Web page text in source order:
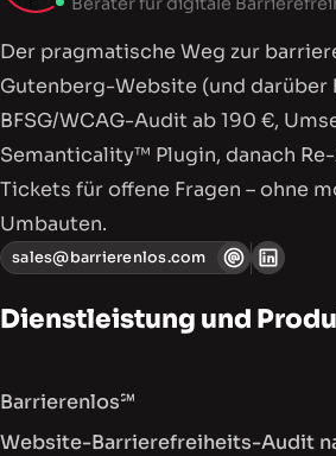
Der pragmatische Weg zur
Gutenberg-Website (und darüber
BFSG/WCAG-Audit ab 190 €,
Semanticality™ Plugin, danach
Tickets für offene Fragen – ohne
Umbauten.
sales@barrierenlos.com
Dienstleistung und
Barrierenlos℠
Website-Barrierefreiheits-Audit